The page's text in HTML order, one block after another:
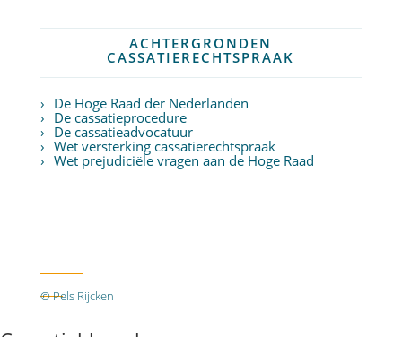
ACHTERGRONDEN
CASSATIERECHTSPRAAK
De Hoge Raad der Nederlanden
De cassatieprocedure
De cassatieadvocatuur
Wet versterking cassatierechtspraak
Wet prejudiciële vragen aan de Hoge Raad
© Pels Rijcken